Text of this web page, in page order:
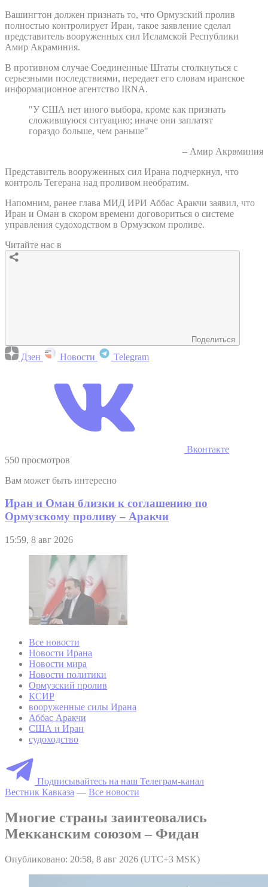
Вашингтон должен признать то, что Ормузский пролив
полностью контролирует Иран, такое заявление сделал
представитель вооруженных сил Исламской Республики
Амир Акраминия.
В противном случае Соединенные Штаты столкнуться с
серьезными последствиями, передает его словам иранское
информационное агентство IRNA.
"У США нет иного выбора, кроме как признать
сложившуюся ситуацию; иначе они заплатят
гораздо больше, чем раньше"
– Амир Акрвминия
Представитель вооруженных сил Ирана подчеркнул, что
контроль Тегерана над проливом необратим.
Напомним, ранее глава МИД ИРИ Аббас Аракчи заявил, что
Иран и Оман в скором времени договориться о системе
управления судоходством в Ормузском проливе.
Читайте нас в
Поделиться
Дзен Новости Telegram
Вконтакте
550 просмотров
Вам может быть интересно
Иран и Оман близки к соглашению по
Ормузскому проливу – Аракчи
15:59, 8 авг 2026
Все новости
Новости Ирана
Новости мира
Новости политики
Ормузский пролив
КСИР
вооруженные силы Ирана
Аббас Аракчи
США и Иран
судоходство
Подписывайтесь на наш Телеграм-канал
Вестник Кавказа — Все новости
Многие страны заинтеовались
Мекканским союзом – Фидан
Опубликовано: 20:58, 8 авг 2026 (UTC+3 MSK)